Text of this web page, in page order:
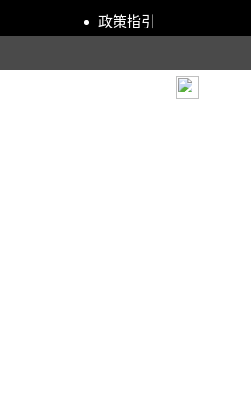
政策指引